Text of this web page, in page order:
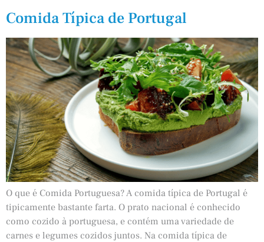
Comida Típica de Portugal
O que é Comida Portuguesa? A comida típica de Portugal é
tipicamente bastante farta. O prato nacional é conhecido
como cozido à portuguesa, e contém uma variedade de
carnes e legumes cozidos juntos. Na comida típica de